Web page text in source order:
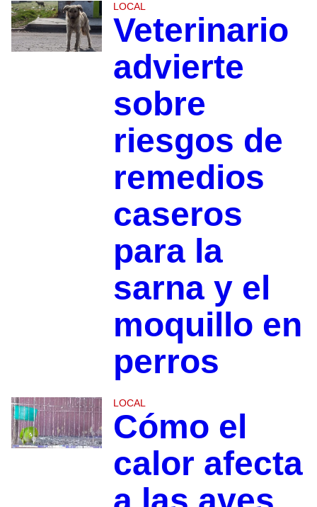
LOCAL
Veterinario
advierte
sobre
riesgos de
remedios
caseros
para la
sarna y el
moquillo en
perros
LOCAL
Cómo el
calor afecta